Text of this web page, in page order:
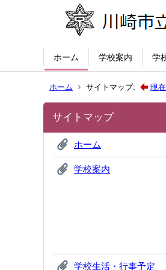
ホーム 学校案内 学
ホーム サイトマップ: 現
サイトマップ
ホーム
学校案内
学校生活・行事予定